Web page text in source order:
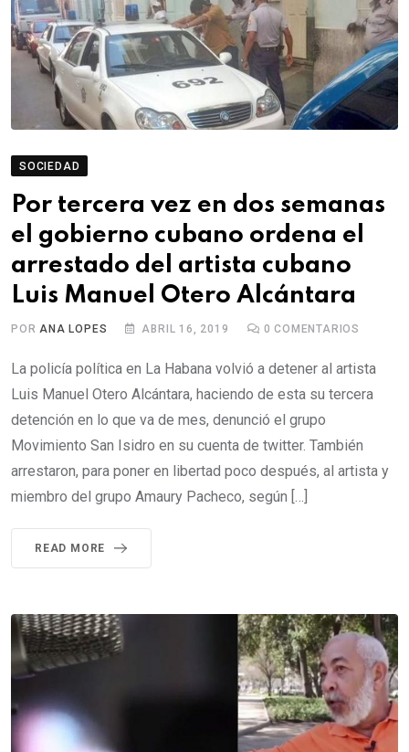
SOCIEDAD
Por tercera vez en dos semanas
el gobierno cubano ordena el
arrestado del artista cubano
Luis Manuel Otero Alcántara
PORANA LOPES ABRIL 16, 2019 0 COMENTARIOS
La policía política en La Habana volvió a detener al artista
Luis Manuel Otero Alcántara, haciendo de esta su tercera
detención en lo que va de mes, denunció el grupo
Movimiento San Isidro en su cuenta de twitter. También
arrestaron, para poner en libertad poco después, al artista y
miembro del grupo Amaury Pacheco, según […]
READ MORE